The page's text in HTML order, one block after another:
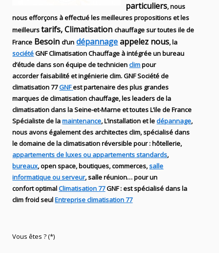
particuliers, nous
nous efforçons à effectué les meilleures propositions et les
meilleurstarifs, Climatisationchauffage sur toutes ile de
France Besoind’un dépannageappelez nous, la
sociétéGNFClimatisation Chauffage à intégrée un bureau
d’étude dans son équipe de technicienclimpour
accorder faisabilité et ingénierieclim.GNFSociété de
climatisation 77GNFest partenaire des plus grandes
marques declimatisation chauffage, les leadersde la
climatisation dans la Seine-et-Marne et toutes L’ile de France
Spécialiste delamaintenance, L’installationet ledépannage,
nous avons également des architectes clim,spécialisé dans
le domaine de laclimatisation réversiblepour : hôtellerie,
appartements de luxes ou appartements standards,
bureaux, open space, boutiques, commerces,salle
informatique ou serveur, salle réunion… pour un
confort optimalClimatisation 77GNF:estspécialisédans la
climfroid seulEntreprise climatisation 77
Vous êtes ? (*)